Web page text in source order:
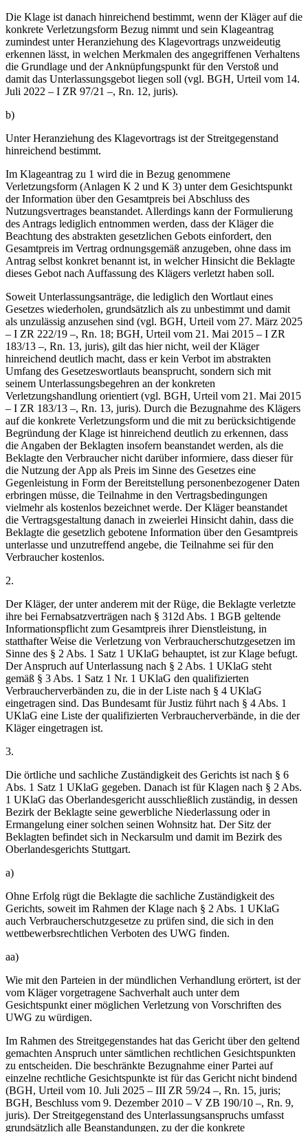
Die Klage ist danach hinreichend bestimmt, wenn der Kläger auf die
konkrete Verletzungsform Bezug nimmt und sein Klageantrag
zumindest unter Heranziehung des Klagevortrags unzweideutig
erkennen lässt, in welchen Merkmalen des angegriffenen Verhaltens
die Grundlage und der Anknüpfungspunkt für den Verstoß und
damit das Unterlassungsgebot liegen soll (vgl. BGH, Urteil vom 14.
Juli 2022 – I ZR 97/21 –, Rn. 12, juris).
b)
Unter Heranziehung des Klagevortrags ist der Streitgegenstand
hinreichend bestimmt.
Im Klageantrag zu 1 wird die in Bezug genommene
Verletzungsform (Anlagen K 2 und K 3) unter dem Gesichtspunkt
der Information über den Gesamtpreis bei Abschluss des
Nutzungsvertrages beanstandet. Allerdings kann der Formulierung
des Antrags lediglich entnommen werden, dass der Kläger die
Beachtung des abstrakten gesetzlichen Gebots einfordert, den
Gesamtpreis im Vertrag ordnungsgemäß anzugeben, ohne dass im
Antrag selbst konkret benannt ist, in welcher Hinsicht die Beklagte
dieses Gebot nach Auffassung des Klägers verletzt haben soll.
Soweit Unterlassungsanträge, die lediglich den Wortlaut eines
Gesetzes wiederholen, grundsätzlich als zu unbestimmt und damit
als unzulässig anzusehen sind (vgl. BGH, Urteil vom 27. März 2025
– I ZR 222/19 –, Rn. 18; BGH, Urteil vom 21. Mai 2015 – I ZR
183/13 –, Rn. 13, juris), gilt das hier nicht, weil der Kläger
hinreichend deutlich macht, dass er kein Verbot im abstrakten
Umfang des Gesetzeswortlauts beansprucht, sondern sich mit
seinem Unterlassungsbegehren an der konkreten
Verletzungshandlung orientiert (vgl. BGH, Urteil vom 21. Mai 2015
– I ZR 183/13 –, Rn. 13, juris). Durch die Bezugnahme des Klägers
auf die konkrete Verletzungsform und die mit zu berücksichtigende
Begründung der Klage ist hinreichend deutlich zu erkennen, dass
die Angaben der Beklagten insofern beanstandet werden, als die
Beklagte den Verbraucher nicht darüber informiere, dass dieser für
die Nutzung der App als Preis im Sinne des Gesetzes eine
Gegenleistung in Form der Bereitstellung personenbezogener Daten
erbringen müsse, die Teilnahme in den Vertragsbedingungen
vielmehr als kostenlos bezeichnet werde. Der Kläger beanstandet
die Vertragsgestaltung danach in zweierlei Hinsicht dahin, dass die
Beklagte die gesetzlich gebotene Information über den Gesamtpreis
unterlasse und unzutreffend angebe, die Teilnahme sei für den
Verbraucher kostenlos.
2.
Der Kläger, der unter anderem mit der Rüge, die Beklagte verletzte
ihre bei Fernabsatzverträgen nach § 312d Abs. 1 BGB geltende
Informationspflicht zum Gesamtpreis ihrer Dienstleistung, in
statthafter Weise die Verletzung von Verbraucherschutzgesetzen im
Sinne des § 2 Abs. 1 Satz 1 UKlaG behauptet, ist zur Klage befugt.
Der Anspruch auf Unterlassung nach § 2 Abs. 1 UKlaG steht
gemäß § 3 Abs. 1 Satz 1 Nr. 1 UKlaG den qualifizierten
Verbraucherverbänden zu, die in der Liste nach § 4 UKlaG
eingetragen sind. Das Bundesamt für Justiz führt nach § 4 Abs. 1
UKlaG eine Liste der qualifizierten Verbraucherverbände, in die der
Kläger eingetragen ist.
3.
Die örtliche und sachliche Zuständigkeit des Gerichts ist nach § 6
Abs. 1 Satz 1 UKlaG gegeben. Danach ist für Klagen nach § 2 Abs.
1 UKlaG das Oberlandesgericht ausschließlich zuständig, in dessen
Bezirk der Beklagte seine gewerbliche Niederlassung oder in
Ermangelung einer solchen seinen Wohnsitz hat. Der Sitz der
Beklagten befindet sich in Neckarsulm und damit im Bezirk des
Oberlandesgerichts Stuttgart.
a)
Ohne Erfolg rügt die Beklagte die sachliche Zuständigkeit des
Gerichts, soweit im Rahmen der Klage nach § 2 Abs. 1 UKlaG
auch Verbraucherschutzgesetze zu prüfen sind, die sich in den
wettbewerbsrechtlichen Verboten des UWG finden.
aa)
Wie mit den Parteien in der mündlichen Verhandlung erörtert, ist der
vom Kläger vorgetragene Sachverhalt auch unter dem
Gesichtspunkt einer möglichen Verletzung von Vorschriften des
UWG zu würdigen.
Im Rahmen des Streitgegenstandes hat das Gericht über den geltend
gemachten Anspruch unter sämtlichen rechtlichen Gesichtspunkten
zu entscheiden. Die beschränkte Bezugnahme einer Partei auf
einzelne rechtliche Gesichtspunkte ist für das Gericht nicht bindend
(BGH, Urteil vom 10. Juli 2025 – III ZR 59/24 –, Rn. 15, juris;
BGH, Beschluss vom 9. Dezember 2010 – V ZB 190/10 –, Rn. 9,
juris). Der Streitgegenstand des Unterlassungsanspruchs umfasst
grundsätzlich alle Beanstandungen, zu der die konkrete